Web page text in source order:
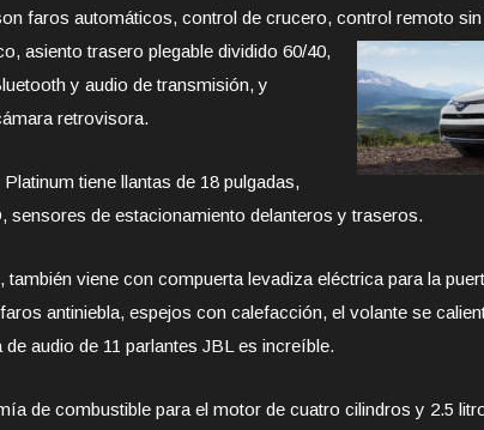
faros automáticos, control de crucero, control remoto
asiento trasero plegable dividido 60/40,
y audio de transmisión, y
retrovisora.
tiene llantas de 18 pulgadas,
sensores de estacionamiento delanteros y traseros.
también viene con compuerta levadiza eléctrica para la
antiniebla, espejos con calefacción, el volante se
de audio de 11 parlantes JBL es increíble.
de combustible para el motor de cuatro cilindros y 2.5